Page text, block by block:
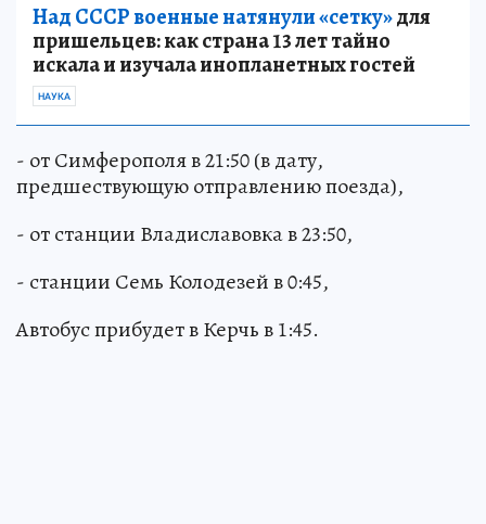
Над СССР военные натянули «сетку»для
пришельцев: как страна 13 лет тайно
искала и изучала инопланетных гостей
НАУКА
- от Симферополя в 21:50 (в дату,
предшествующую отправлению поезда),
- от станции Владиславовка в 23:50,
- станции Семь Колодезей в 0:45,
Автобус прибудет в Керчь в 1:45.